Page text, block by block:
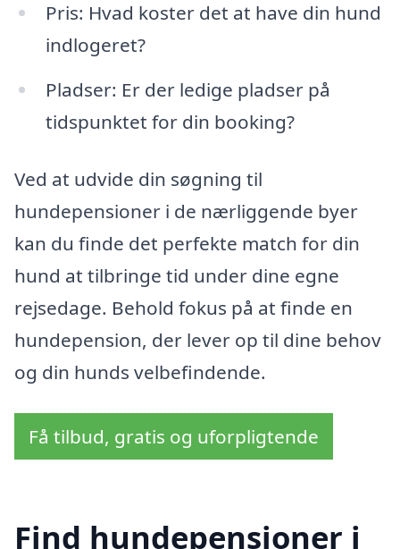
Pris: Hvad koster det at have din hund
indlogeret?
Pladser: Er der ledige pladser på
tidspunktet for din booking?
Ved at udvide din søgning til
hundepensioner i de nærliggende byer
kan du finde det perfekte match for din
hund at tilbringe tid under dine egne
rejsedage. Behold fokus på at finde en
hundepension, der lever op til dine behov
og din hunds velbefindende.
Få tilbud, gratis og uforpligtende
Find hundepensioner i